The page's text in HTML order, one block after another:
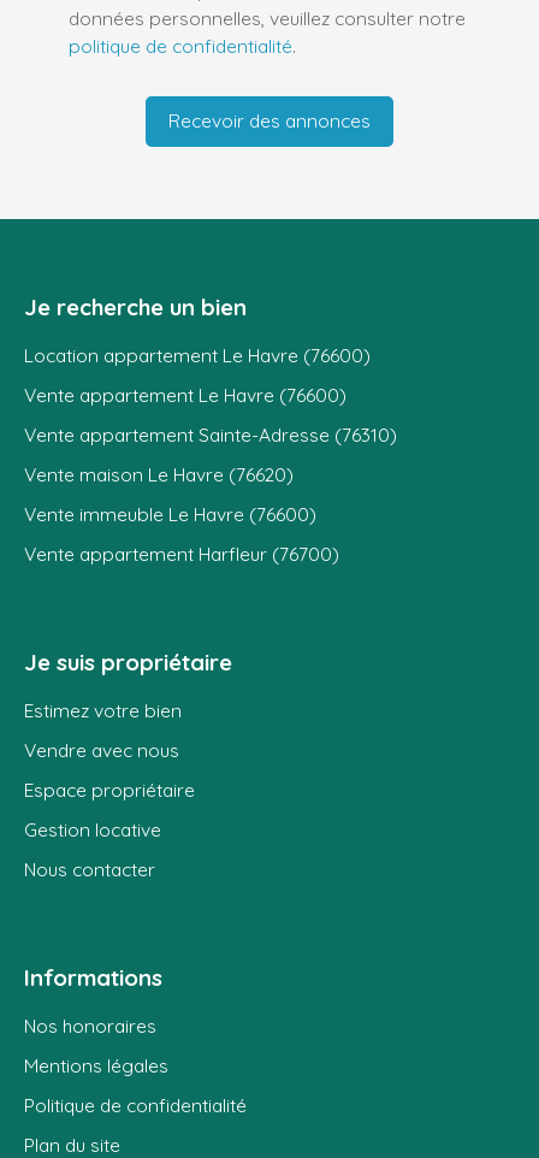
données personnelles, veuillez consulter notre
politique de confidentialité.
Recevoir des annonces
Je recherche un bien
Location appartement Le Havre (76600)
Vente appartement Le Havre (76600)
Vente appartement Sainte-Adresse (76310)
Vente maison Le Havre (76620)
Vente immeuble Le Havre (76600)
Vente appartement Harfleur (76700)
Je suis propriétaire
Estimez votre bien
Vendre avec nous
Espace propriétaire
Gestion locative
Nous contacter
Informations
Nos honoraires
Mentions légales
Politique de confidentialité
Plan du site